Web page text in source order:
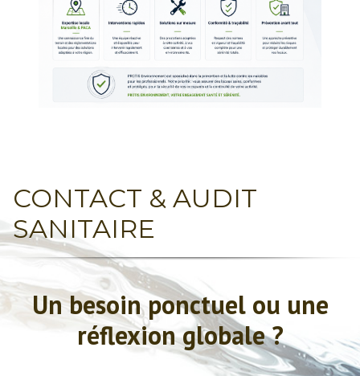
CONTACT & AUDIT
SANITAIRE
Un besoin ponctuel ou une
réflexion globale ?